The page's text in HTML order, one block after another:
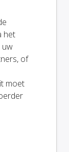
het
uw
of
moet